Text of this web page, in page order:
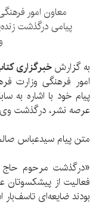
معاون امور
پیامی درگذشت
به گزارشخبرگزاری
امور فرهنگی وزارت
پیام خود با اشاره به
عرصه نشر، درگذشت وی
متن پیام سیدعباس
«درگذشت مرحوم
فعالیت از
بودند ضایعه‌ای